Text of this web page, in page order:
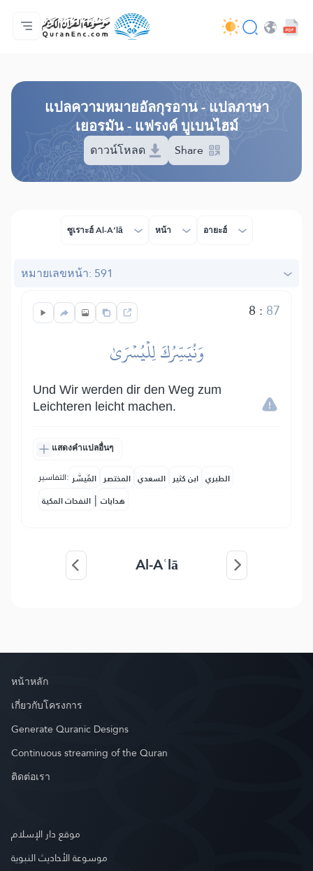
หน้าหลัก
สารบัญ​คำแปล
Audio
บริการสำหรับนักพัฒนา - API
เกี่ยวกับโครงการ
ติดต่อเรา
ภาษา
แปล​ความหมาย​อัลกุรอาน​ - แปลภาษา
เยอรมัน - แฟรงค์ บูเบนไฮม์
ดาวน์โหลด Share
ซูเราะฮ์ Al-A‘lā หน้า อายะฮ์
หมายเลขหน้า: 591
8 : 87
وَنُيَسِّرُكَ لِلۡيُسۡرَىٰ
Und Wir werden dir den Weg zum
Leichteren leicht machen.
แสดงคำแปลอื่นๆ
التفاسير: المُيسَّر المختصر السعدي ابن كثير الطبري
النفحات المكية | هدايات
Al-Aʿlā
หน้าหลัก
เกี่ยวกับโครงการ
Generate Quranic Designs
Continuous streaming of the Quran
ติดต่อเรา
موقع دار الإسلام
موسوعة الأحاديث النبوية